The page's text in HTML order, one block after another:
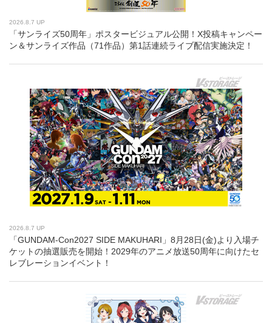
2026.8.7 UP
「サンライズ50周年」ポスタービジュアル公開！X投稿キャンペー
ン＆サンライズ作品（71作品）第1話連続ライブ配信実施決定！
2026.8.7 UP
「GUNDAM-Con2027 SIDE MAKUHARI」8月28日(金)より入場チ
ケットの抽選販売を開始！2029年のアニメ放送50周年に向けたセ
レブレーションイベント！